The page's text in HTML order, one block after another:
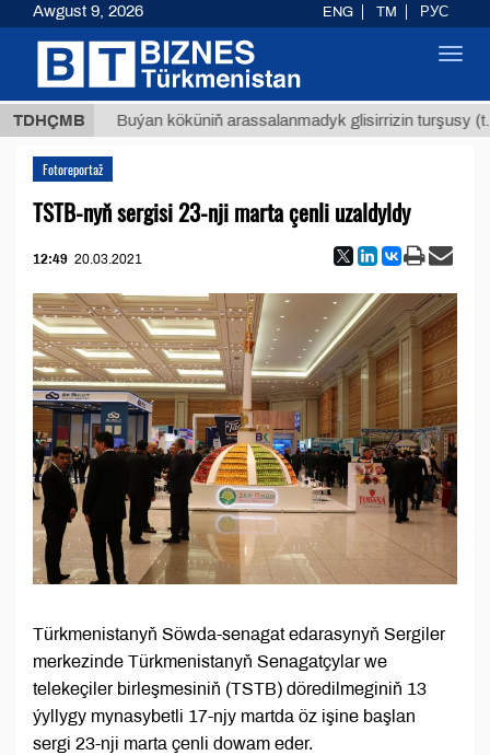
TDHÇMBBuýan köküniň arassalanmadyk glisirrizin turşusy (t.)
Fotoreportaž
TSTB-nyň sergisi 23-nji marta çenli uzaldyldy
12:49 20.03.2021
Türkmenistanyň Söwda-senagat edarasynyň Sergiler
merkezinde Türkmenistanyň Senagatçylar we
telekeçiler birleşmesiniň (TSTB) döredilmeginiň 13
ýyllygy mynasybetli 17-njy martda öz işine başlan
sergi 23-nji marta çenli dowam eder.
Awgust 9, 2026 ENG TM РУС